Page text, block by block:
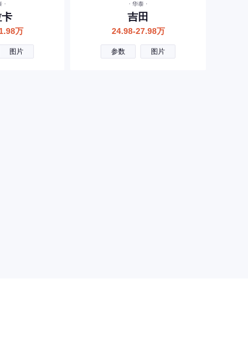
·
万
图片
· 华泰 ·
吉田
24.98-27.98万
参数 图片